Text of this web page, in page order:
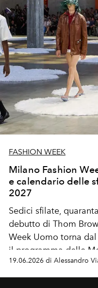
FASHION WEEK
Milano Fashion
e calendario delle
2027
Sedici sfilate,
debutto di Thom
Week Uomo torna
il programma delle
19.06.2026 di Alessandro